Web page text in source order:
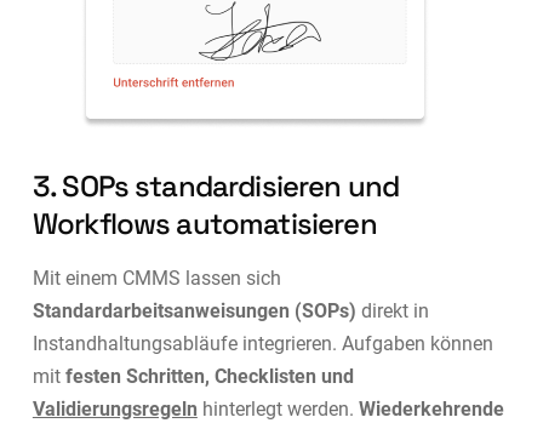
3. SOPs standardisieren und
Workflows automatisieren
Mit einem CMMS lassen sich
Standardarbeitsanweisungen (SOPs) direkt in
Instandhaltungsabläufe integrieren. Aufgaben können
mit festen Schritten, Checklisten und
Validierungsregeln hinterlegt werden. Wiederkehrende